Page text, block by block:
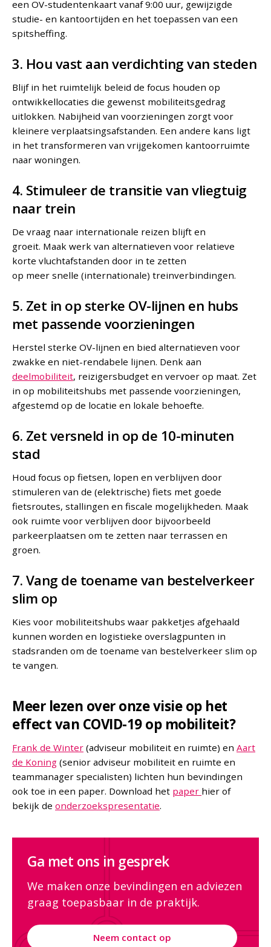
een OV-studentenkaart vanaf 9:00 uur, gewijzigde
studie- en kantoortijden en het toepassen van een
spitsheffing.
3. Hou vast aan verdichting van steden
Blijf in het ruimtelijk beleid de focus houden op
ontwikkellocaties die gewenst mobiliteitsgedrag
uitlokken. Nabijheid van voorzieningen zorgt voor
kleinere verplaatsingsafstanden. Een andere kans ligt
in het transformeren van vrijgekomen kantoorruimte
naar woningen.
4. Stimuleer de transitie van vliegtuig
naar trein
De vraag naar internationale reizen blijft en
groeit. Maak werk van alternatieven voor relatieve
korte vluchtafstanden door in te zetten
op meer snelle (internationale) treinverbindingen.
5. Zet in op sterke OV-lijnen en hubs
met passende voorzieningen
Herstel sterke OV-lijnen en bied alternatieven voor
zwakke en niet-rendabele lijnen. Denk aan
deelmobiliteit, reizigersbudget en vervoer op maat. Zet
in op mobiliteitshubs met passende voorzieningen,
afgestemd op de locatie en lokale behoefte.
6. Zet versneld in op de 10-minuten
stad
Houd focus op fietsen, lopen en verblijven door
stimuleren van de (elektrische) fiets met goede
fietsroutes, stallingen en fiscale mogelijkheden. Maak
ook ruimte voor verblijven door bijvoorbeeld
parkeerplaatsen om te zetten naar terrassen en
groen.
7. Vang de toename van bestelverkeer
slim op
Kies voor mobiliteitshubs waar pakketjes afgehaald
kunnen worden en logistieke overslagpunten in
stadsranden om de toename van bestelverkeer slim op
te vangen.
Meer lezen over onze visie op het
effect van COVID-19 op mobiliteit?
Frank de Winter (adviseur mobiliteit en ruimte) enAart
de Koning (senior adviseur mobiliteit en ruimte en
teammanager specialisten) lichten hun bevindingen
ook toe in een paper. Download het paper hier of
bekijk deonderzoekspresentatie.
Ga met ons in gesprek
We maken onze bevindingen en adviezen
graag toepasbaar in de praktijk.
Neem contact op